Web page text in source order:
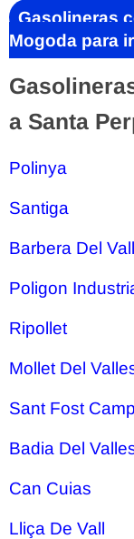
Gasolineras
Mogoda para
a Santa
Polinya
Santiga
Barbera Del
Poligon
Ripollet
Mollet Del
Sant Fost
Badia Del
Can Cuias
Lliça De Vall